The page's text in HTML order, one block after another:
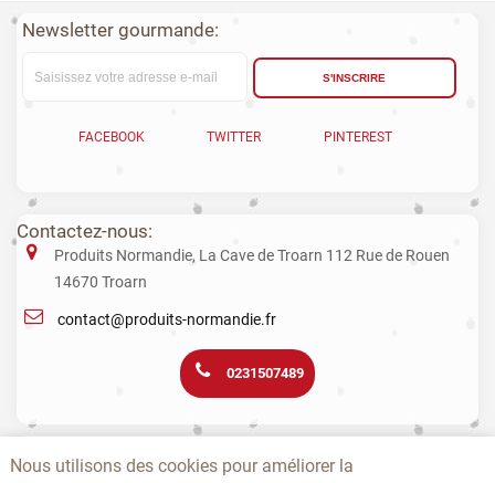
Newsletter gourmande:
S'INSCRIRE
FACEBOOK TWITTER PINTEREST
Contactez-nous:
Produits Normandie, La Cave de Troarn 112 Rue de Rouen
14670 Troarn
contact@produits-normandie.fr
0231507489
Nous utilisons des cookies pour améliorer la
pour la santé. La consommation de boissons alcoolisées pendant la